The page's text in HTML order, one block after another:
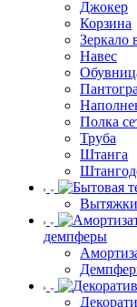
Джокер
Корзина
Зеркало
Навес
Полка
Труба
Штанга
демпферы